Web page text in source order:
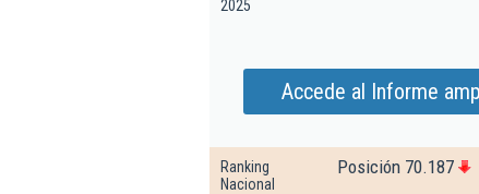
2025
Accede al Informe
Ranking
Nacional
Posición 70.187